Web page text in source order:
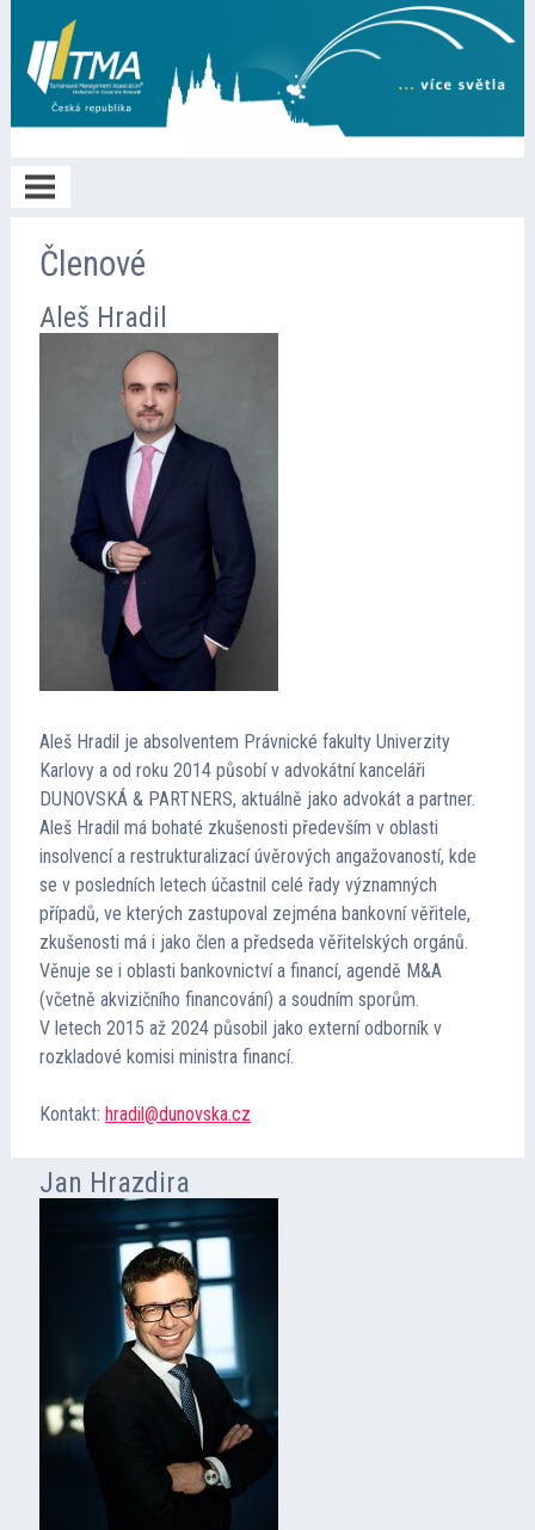
Home
O TMA
Spolupráce
Kontakt
Cena TMA
Členové
Aleš Hradil
Aleš Hradil je absolventem Právnické fakulty Univerzity
Karlovy a od roku 2014 působí v advokátní kanceláři
DUNOVSKÁ & PARTNERS, aktuálně jako advokát a partner.
Aleš Hradil má bohaté zkušenosti především v oblasti
insolvencí a restrukturalizací úvěrových angažovaností, kde
se v posledních letech účastnil celé řady významných
případů, ve kterých zastupoval zejména bankovní věřitele,
zkušenosti má i jako člen a předseda věřitelských orgánů.
Věnuje se i oblasti bankovnictví a financí, agendě M&A
(včetně akvizičního financování) a soudním sporům.
V letech 2015 až 2024 působil jako externí odborník v
rozkladové komisi ministra financí.
Kontakt: hradil@dunovska.cz
Jan Hrazdira